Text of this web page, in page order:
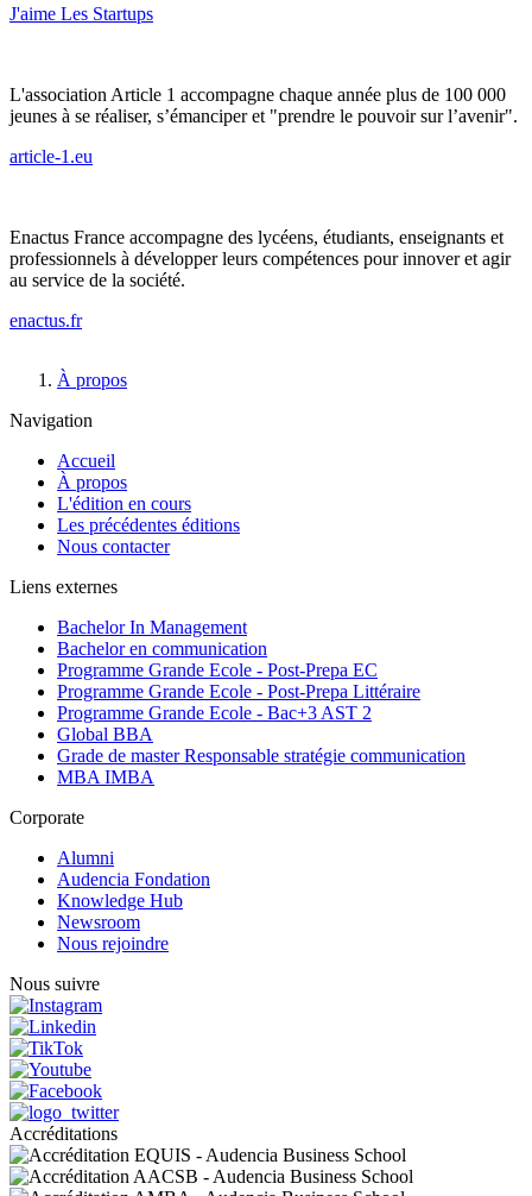
J'aime Les Startups
L'association Article 1 accompagne chaque année plus de 100 000
jeunes à se réaliser, s’émanciper et "prendre le pouvoir sur l’avenir".
article-1.eu
Enactus France accompagne des lycéens, étudiants, enseignants et
professionnels à développer leurs compétences pour innover et agir
au service de la société.
enactus.fr
À propos
Navigation
Accueil
À propos
L'édition en cours
Les précédentes éditions
Nous contacter
Liens externes
Bachelor In Management
Bachelor en communication
Programme Grande Ecole - Post-Prepa EC
Programme Grande Ecole - Post-Prepa Littéraire
Programme Grande Ecole - Bac+3 AST 2
Global BBA
Grade de master Responsable stratégie communication
MBA IMBA
Corporate
Alumni
Audencia Fondation
Knowledge Hub
Newsroom
Nous rejoindre
Nous suivre
Accréditations